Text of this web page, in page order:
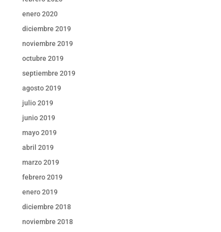
enero 2020
diciembre 2019
noviembre 2019
octubre 2019
septiembre 2019
agosto 2019
julio 2019
junio 2019
mayo 2019
abril 2019
marzo 2019
febrero 2019
enero 2019
diciembre 2018
noviembre 2018